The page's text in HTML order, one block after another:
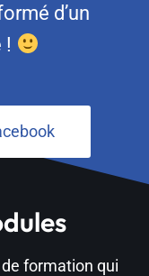
d’un
!
formation qui